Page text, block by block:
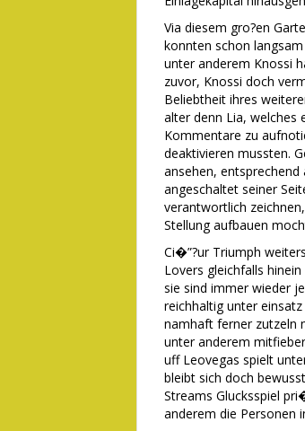
Via diesem gro?en
konnten schon
unter anderem Knossi
zuvor, Knossi doch
Beliebtheit ihres
alter denn Lia, welches
Kommentare zu
deaktivieren mussten.
ansehen,
angeschaltet seiner
verantwortlich
Stellung aufbauen
Ci�”?ur Triumph
Lovers gleichfalls
sie sind immer wieder
reichhaltig unter
namhaft ferner zutzeln
unter anderem
uff Leovegas spielt
bleibt sich doch
Streams Glucksspiel
anderem die Personen